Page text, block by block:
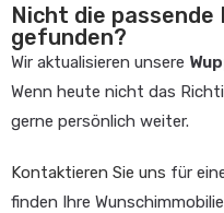
Nicht die passende
gefunden?
Wir aktualisieren unsere
Wenn heute nicht das
gerne persönlich weiter.
Kontaktieren Sie uns für
finden Ihre